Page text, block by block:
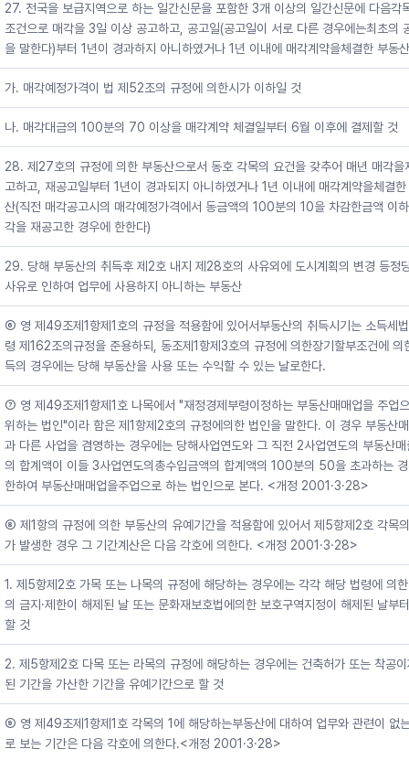
27. 전국을 보급지역으로 하는 일간신문을 포함한 3개 이상의 일간신문에 다음각
조건으로 매각을 3일 이상 공고하고, 공고일(공고일이 서로 다른 경우에는최초의
을 말한다)부터 1년이 경과하지 아니하였거나 1년 이내에 매각계약을체결한 부동산
가. 매각예정가격이 법 제52조의 규정에 의한시가 이하일 것
나. 매각대금의 100분의 70 이상을 매각계약 체결일부터 6월 이후에 결제할 것
28. 제27호의 규정에 의한 부동산으로서 동호 각목의 요건을 갖추어 매년 매각을
고하고, 재공고일부터 1년이 경과되지 아니하였거나 1년 이내에 매각계약을체결
산(직전 매각공고시의 매각예정가격에서 동금액의 100분의 10을 차감한금액 이
각을 재공고한 경우에 한한다)
29. 당해 부동산의 취득후 제2호 내지 제28호의 사유외에 도시계획의 변경 등정
사유로 인하여 업무에 사용하지 아니하는 부동산
⑥ 영 제49조제1항제1호의 규정을 적용함에 있어서부동산의 취득시기는 소득세
령 제162조의규정을 준용하되, 동조제1항제3호의 규정에 의한장기할부조건에 의
득의 경우에는 당해 부동산을 사용 또는 수익할 수 있는 날로한다.
⑦ 영 제49조제1항제1호 나목에서 "재정경제부령이정하는 부동산매매업을 주업
위하는 법인"이라 함은 제1항제2호의 규정에의한 법인을 말한다. 이 경우 부동산
과 다른 사업을 겸영하는 경우에는 당해사업연도와 그 직전 2사업연도의 부동산매
의 합계액이 이들 3사업연도의총수입금액의 합계액의 100분의 50을 초과하는
한하여 부동산매매업을주업으로 하는 법인으로 본다. <개정 2001·3·28>
⑧ 제1항의 규정에 의한 부동산의 유예기간을 적용함에 있어서 제5항제2호 각목
가 발생한 경우 그 기간계산은 다음 각호에 의한다. <개정 2001·3·28>
1. 제5항제2호 가목 또는 나목의 규정에 해당하는 경우에는 각각 해당 법령에 의
의 금지·제한이 해제된 날 또는 문화재보호법에의한 보호구역지정이 해제된 날부
할 것
2. 제5항제2호 다목 또는 라목의 규정에 해당하는 경우에는 건축허가 또는 착공
된 기간을 가산한 기간을 유예기간으로 할 것
⑨ 영 제49조제1항제1호 각목의 1에 해당하는부동산에 대하여 업무와 관련이 없
로 보는 기간은 다음 각호에 의한다.<개정 2001·3·28>